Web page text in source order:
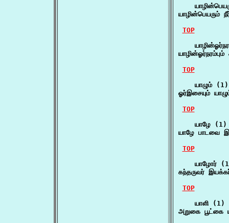
யாழின்பெயரும்
TOP
TOP
    யாழும் (1)
ஓர்இசையும்
TOP
    யாழே (1)
யாழே பாடவை
TOP
யாழோர்
கந்தருவர்
TOP
    யாளி (1)
அறுகை